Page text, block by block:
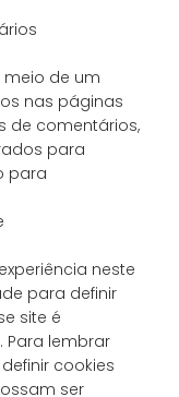
de um
nas páginas
de comentários,
para
para
neste
para definir
site é
Para lembrar
cookies
ser